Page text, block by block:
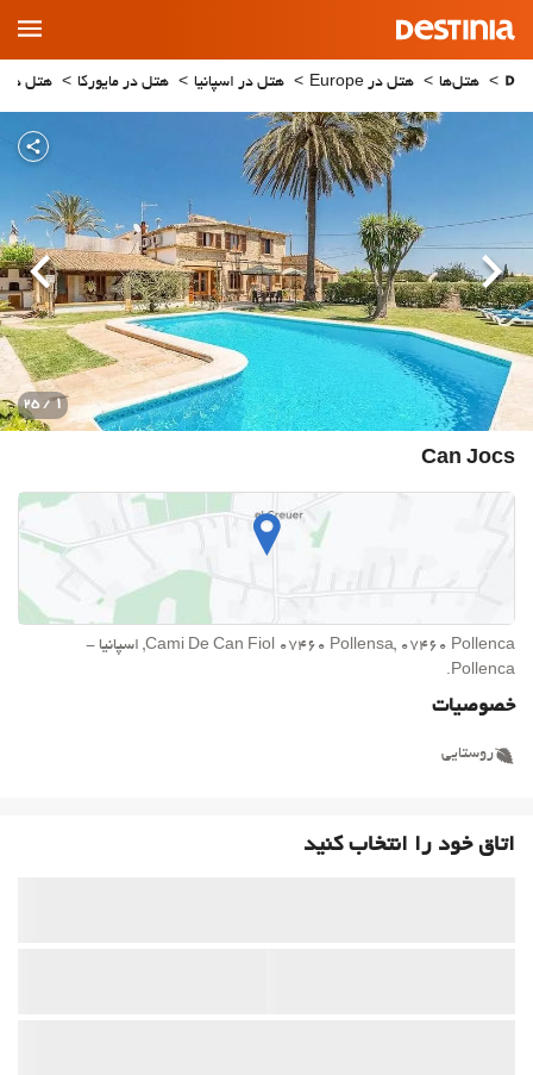
Main
Menu
هتل‌ها هتل در Europe هتل در اسپانیا هتل در مایورکا هتل در Pollenca
Can Jocs
1
/ 25
قبلی بعدی
Cami De Can Fiol 07460 Pollensa, 07460 Pollenca, اسپانیا -
Pollenca.
خصوصیات
روستایی
اتاق خود را انتخاب کنید